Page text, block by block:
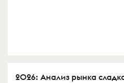
2026: Анализ рынка